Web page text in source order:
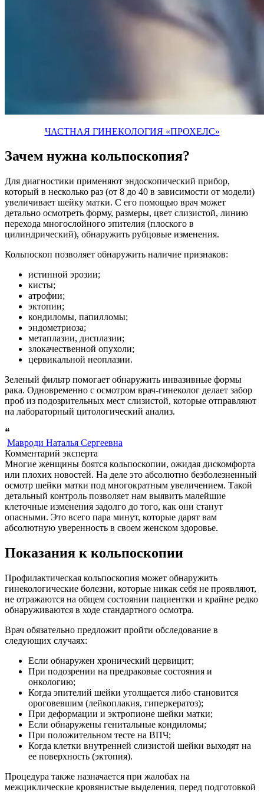
ЧАСТНАЯ ГИНЕКОЛОГИЯ «ПРОХЕЛС»
Зачем нужна кольпоскопия?
Для диагностики применяют эндоскопический прибор,
который в несколько раз (от 8 до 40 в зависимости от модели)
увеличивает шейку матки. С его помощью врач может
детально осмотреть форму, размеры, цвет слизистой, линию
перехода многослойного эпителия (плоского в
цилиндрический), обнаружить рубцовые изменения.
Кольпоскоп позволяет обнаружить наличие признаков:
истинной эрозии;
кисты;
атрофии;
эктопии;
кондиломы, папилломы;
эндометриоза;
метаплазии, дисплазии;
злокачественной опухоли;
цервикальной неоплазии.
Зеленый фильтр помогает обнаружить инвазивные формы
рака. Одновременно с осмотром врач-гинеколог делает забор
проб из подозрительных мест слизистой, которые отправляют
на лабораторный цитологический анализ.
❝
Мавроди Наталья Сергеевна
Комментарий эксперта
Многие женщины боятся кольпоскопии, ожидая дискомфорта
или плохих новостей. На деле это абсолютно безболезненный
осмотр шейки матки под многократным увеличением. Такой
детальный контроль позволяет нам выявить малейшие
клеточные изменения задолго до того, как они станут
опасными. Это всего пара минут, которые дарят вам
абсолютную уверенность в своем женском здоровье.
Показания к кольпоскопии
Профилактическая кольпоскопия может обнаружить
гинекологические болезни, которые никак себя не проявляют,
не отражаются на общем состоянии пациентки и крайне редко
обнаруживаются в ходе стандартного осмотра.
Врач обязательно предложит пройти обследование в
следующих случаях:
Если обнаружен хронический цервицит;
При подозрении на предраковые состояния и
онкологию;
Когда эпителий шейки утолщается либо становится
ороговевшим (лейкоплакия, гиперкератоз);
При деформации и эктропионе шейки матки;
Если обнаружены генитальные кондиломы;
При положительном тесте на ВПЧ;
Когда клетки внутренней слизистой шейки выходят на
ее поверхность (эктопия).
Процедура также назначается при жалобах на
межциклические кровянистые выделения, перед подготовкой